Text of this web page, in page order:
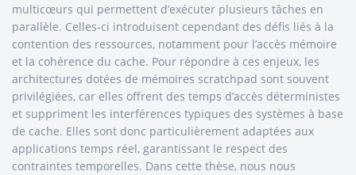
multicœurs qui permettent d’exécuter plusieurs tâches en
parallèle. Celles-ci introduisent cependant des défis liés à la
contention des ressources, notamment pour l’accès mémoire
et la cohérence du cache. Pour répondre à ces enjeux, les
architectures dotées de mémoires scratchpad sont souvent
privilégiées, car elles offrent des temps d’accès déterministes
et suppriment les interférences typiques des systèmes à base
de cache. Elles sont donc particulièrement adaptées aux
applications temps réel, garantissant le respect des
contraintes temporelles. Dans cette thèse, nous nous